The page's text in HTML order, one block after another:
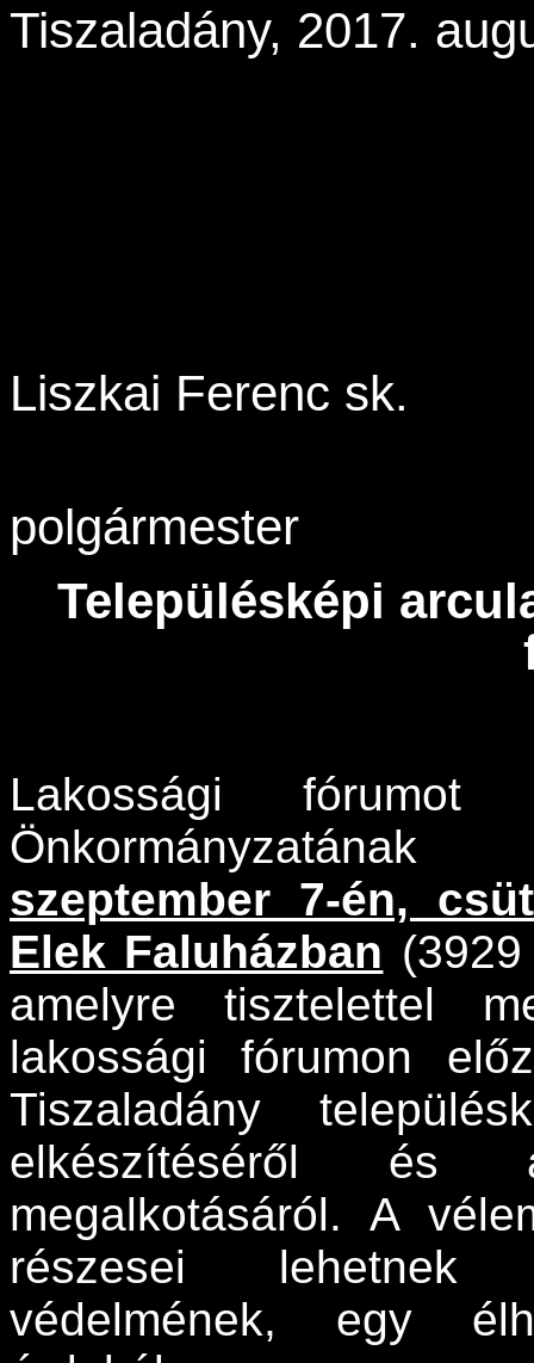
Tiszaladány, 2017.
Liszkai Ferenc sk.
polgármester
Településképi
Lakossági fórumot
szeptember 7-én,
Elek Faluházban
amelyre tisztelettel
lakossági fórumon
Tiszaladány
elkészítéséről és
megalkotásáról. A
részesei lehetnek
védelmének, egy